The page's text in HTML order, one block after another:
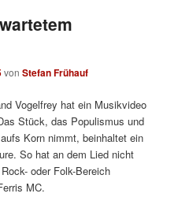
vonStefan Frühauf
Vogelfrey hat ein Musikvideo
Stück, das Populismus und
Korn nimmt, beinhaltet ein
So hat an dem Lied nicht
oder Folk-Bereich
MC.